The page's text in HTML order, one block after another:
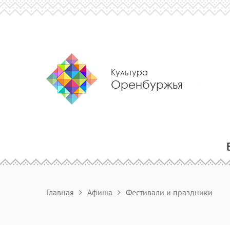
Культура
Оренбуржья
Главная Афиша Фестивали и праздники